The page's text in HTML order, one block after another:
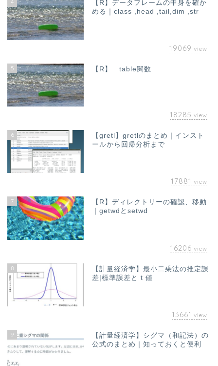
4
【R】データフレームの中身を確か
める｜class ,head ,tail,dim ,str
19069 view
5 【R】 table関数
18285 view
6
【gretl】gretlのまとめ｜インスト
ールから回帰分析まで
17881 view
7
【R】ディレクトリーの確認、移動
｜getwdとsetwd
16206 view
8
【計量経済学】最小二乗法の推定誤
差|標準誤差とｔ値
13661 view
9
【計量経済学】シグマ（和記法）の
公式のまとめ｜知っておくと便利